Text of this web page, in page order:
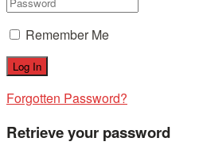
Remember Me
Forgotten Password?
Retrieve your password